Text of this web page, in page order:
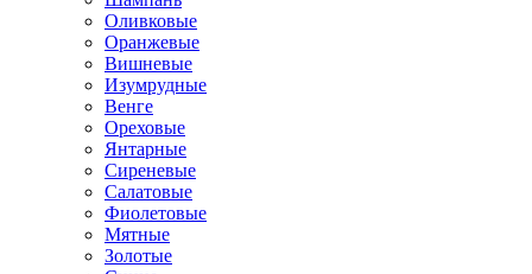
Оливковые
Оранжевые
Вишневые
Изумрудные
Венге
Ореховые
Янтарные
Сиреневые
Салатовые
Фиолетовые
Мятные
Золотые